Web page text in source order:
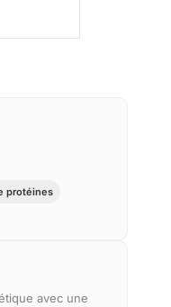
protéines
avec une